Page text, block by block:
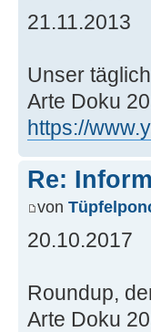
21.11.2013
Unser
Arte Doku
https://
Re:
von
20.10.2017
Roundup,
Arte Doku